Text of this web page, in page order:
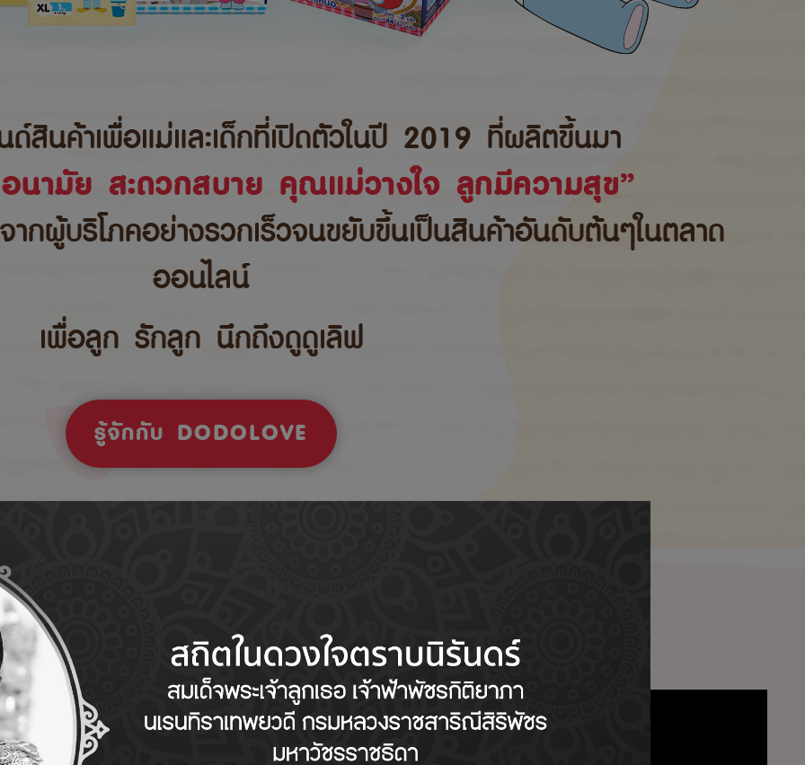
สินค้าเพื่อแม่และเด็กที่เปิดตัวในปี 2019 ที่ผลิตขึ้นมา
นามัย สะดวกสบาย คุณแม่วางใจ ลูกมีความสุข”
ากผู้บริโภคอย่างรวกเร็วจนขยับขึ้นเป็นสินค้าอันดับต้นๆในตลาด
ออนไลน์
เพื่อลูก รักลูก นึกถึงดูดูเลิฟ
รู้จักกับ DODOLOVE
Tips